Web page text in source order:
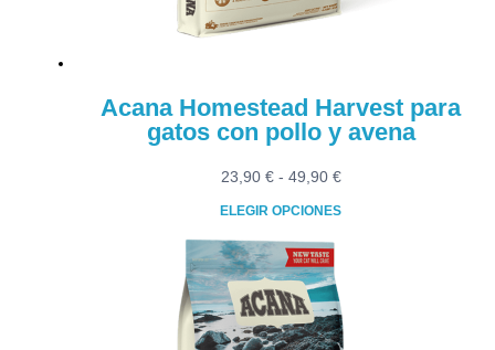
Acana Homestead Harvest para
gatos con pollo y avena
23,90 € - 49,90 €Rango
hasta
49,90 €
ELEGIR OPCIONES
Este
producto
tiene
múltiples
variantes.